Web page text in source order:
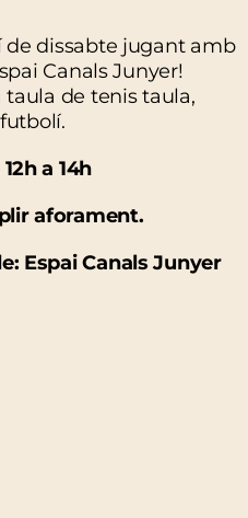
dissabte jugant amb
Canals Junyer!
de tenis taula,
a 14h
aforament.
Espai Canals Junyer